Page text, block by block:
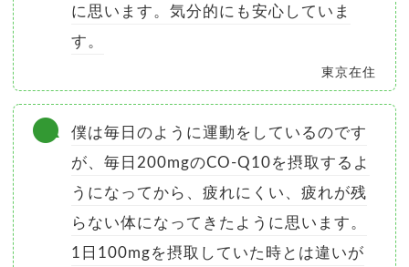
に思います。気分的にも安心していま
す。
東京在住
僕は毎日のように運動をしているのです
が、毎日200mgのCO-Q10を摂取するよ
うになってから、疲れにくい、疲れが残
らない体になってきたように思います。
1日100mgを摂取していた時とは違いが